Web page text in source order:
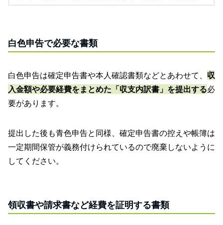
白色申告で必要な書類
白色申告は確定申告書や本人確認書類などとあわせて、 収
入金額や必要経費をまとめた「収支内訳書」を提出する必
要があります。
提出した後も青色申告と同様、確定申告書の控えや帳簿は
一定期間保管が義務付けられているので廃棄しないように
してください。
領収書や請求書など経費を証明する書類